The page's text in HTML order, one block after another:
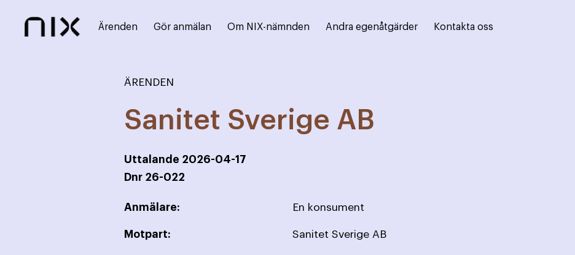
Ärenden Gör anmälan Om NIX-nämnden Andra egenåtgärder Kontakta oss
ÄRENDEN
Sanitet Sverige AB
Uttalande 2026-04-17
Dnr 26-022
Anmälare: En konsument
Motpart: Sanitet Sverige AB